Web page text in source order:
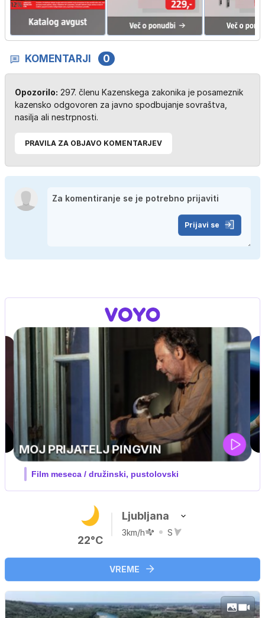
KOMENTARJI 0
Opozorilo: 297. členu Kazenskega zakonika je posameznik
kazensko odgovoren za javno spodbujanje sovraštva,
nasilja ali nestrpnosti.
PRAVILA ZA OBJAVO KOMENTARJEV
Prijavi se
UEFA SUPERPOKAL
V živo na VOYO: sreda ob 20.30
22°C
Ljubljana
3km/h S
VREME